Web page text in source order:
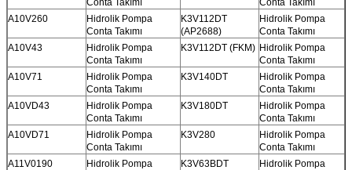
Conta Takımı
Conta Takımı
A10V260
Hidrolik Pompa
Conta Takımı
K3V112DT
(AP2688)
Hidrolik Pompa
Conta Takımı
A10V43
Hidrolik Pompa
Conta Takımı
K3V112DT (FKM) Hidrolik Pompa
Conta Takımı
A10V71
Hidrolik Pompa
Conta Takımı
K3V140DT
Hidrolik Pompa
Conta Takımı
A10VD43
Hidrolik Pompa
Conta Takımı
K3V180DT
Hidrolik Pompa
Conta Takımı
A10VD71
Hidrolik Pompa
Conta Takımı
K3V280
Hidrolik Pompa
Conta Takımı
A11V0190
Hidrolik Pompa
K3V63BDT
Hidrolik Pompa